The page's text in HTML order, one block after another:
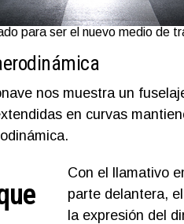
para ser el nuevo medio de
nos muestra un
en curvas
Con el llamativo
parte delantera,
la expresión del